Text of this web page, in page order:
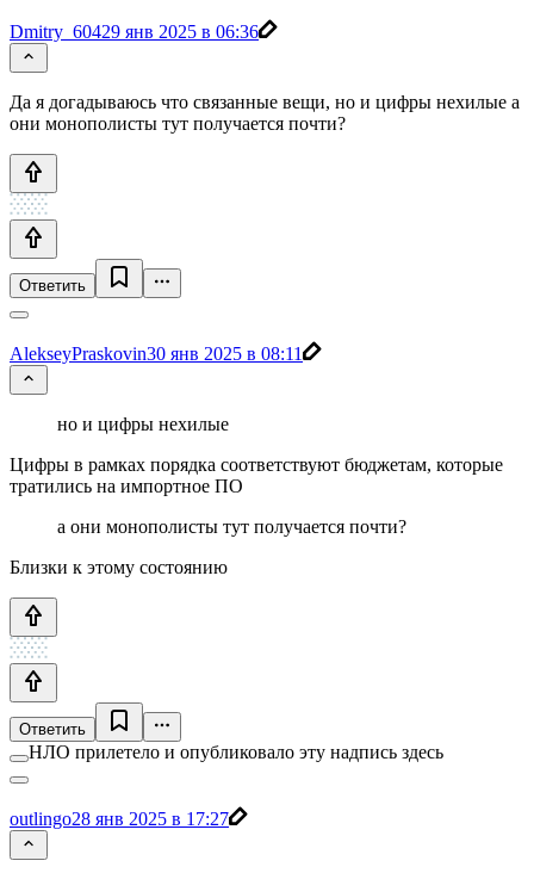
Dmitry_60429 янв 2025 в 06:36
Да я догадываюсь что связанные вещи, но и цифры нехилые а
они монополисты тут получается почти?
Ответить
AlekseyPraskovin30 янв 2025 в 08:11
но и цифры нехилые
Цифры в рамках порядка соответствуют бюджетам, которые
тратились на импортное ПО
а они монополисты тут получается почти?
Близки к этому состоянию
Ответить
НЛО прилетело и опубликовало эту надпись здесь
outlingo28 янв 2025 в 17:27